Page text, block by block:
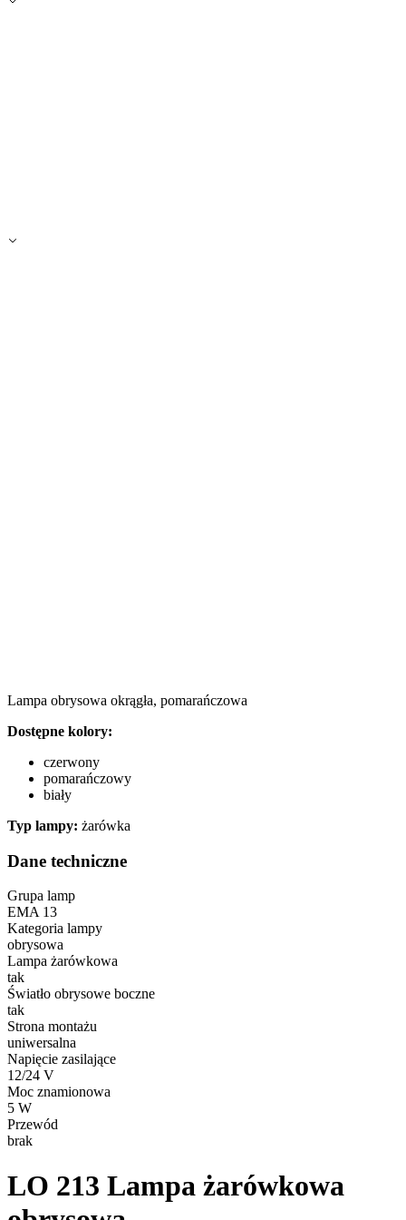
Lampa obrysowa okrągła, pomarańczowa
Dostępne kolory:
czerwony
pomarańczowy
biały
Typ lampy: żarówka
Dane techniczne
Grupa lamp
EMA 13
Kategoria lampy
obrysowa
Lampa żarówkowa
tak
Światło obrysowe boczne
tak
Strona montażu
uniwersalna
Napięcie zasilające
12/24 V
Moc znamionowa
5 W
Przewód
brak
LO 213 Lampa żarówkowa